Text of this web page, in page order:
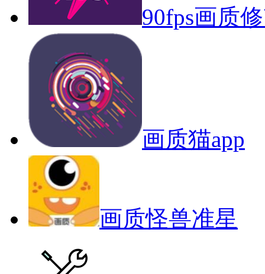
90fps画质
画质猫app
画质怪兽准星